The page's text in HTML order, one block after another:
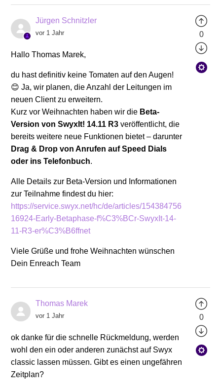
Jürgen Schnitzler
vor 1 Jahr
Hallo Thomas Marek,
du hast definitiv keine Tomaten auf den Augen!
😊 Ja, wir planen, die Anzahl der Leitungen im
neuen Client zu erweitern.
Kurz vor Weihnachten haben wir die Beta-
Version von SwyxIt! 14.11 R3 veröffentlicht, die
bereits weitere neue Funktionen bietet – darunter
Drag & Drop von Anrufen auf Speed Dials
oder ins Telefonbuch.
Alle Details zur Beta-Version und Informationen
zur Teilnahme findest du hier:
https://service.swyx.net/hc/de/articles/154384756
16924-Early-Betaphase-f%C3%BCr-SwyxIt-14-
11-R3-er%C3%B6ffnet
Viele Grüße und frohe Weihnachten wünschen
Dein Enreach Team
0
Thomas Marek
vor 1 Jahr
ok danke für die schnelle Rückmeldung, werden
wohl den ein oder anderen zunächst auf Swyx
classic lassen müssen. Gibt es einen ungefähren
Zeitplan?
0